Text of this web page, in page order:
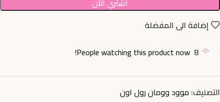
اشتري الآن
إضافة الى المفضلة
8
People watching this product now!
التصنيف: موود وومان رول اون